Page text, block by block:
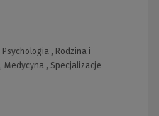
Psychologia , Rodzina i
, Medycyna , Specjalizacje